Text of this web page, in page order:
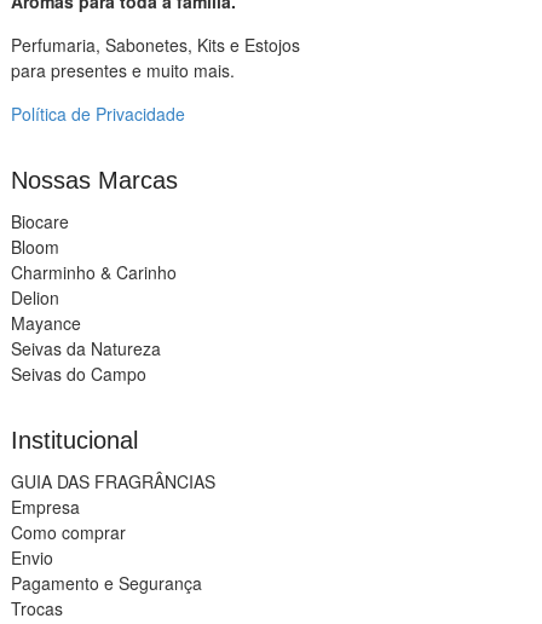
Perfumaria, Sabonetes, Kits e Estojos
para presentes e muito mais.
Política de Privacidade
Nossas Marcas
Biocare
Bloom
Charminho & Carinho
Delion
Mayance
Seivas da Natureza
Seivas do Campo
Institucional
GUIA DAS FRAGRÂNCIAS
Empresa
Como comprar
Envio
Pagamento e Segurança
Trocas